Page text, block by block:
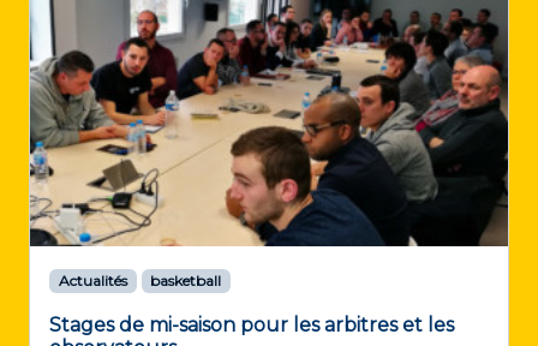
Actualités basketball
Stages de mi-saison pour les arbitres et les